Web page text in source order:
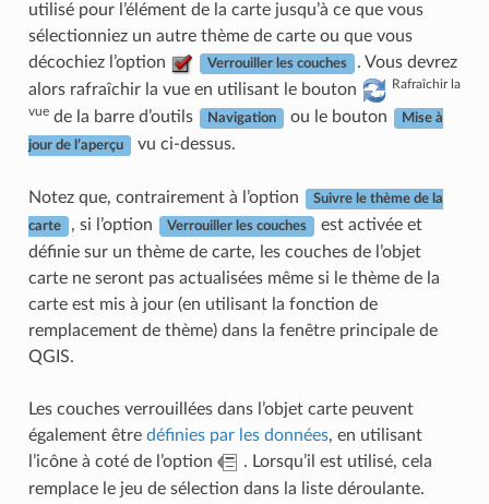
utilisé pour l’élément de la carte jusqu’à ce que vous
sélectionniez un autre thème de carte ou que vous
décochiez l’option
Verrouiller les couches
. Vous devrez
alors rafraîchir la vue en utilisant le bouton
Rafraîchir la
vuede la barre d’outils Navigation ou le bouton Mise à
jour de l’aperçu vu ci-dessus.
Notez que, contrairement à l’option Suivre le thème de la
carte , si l’option Verrouiller les couches
est activée et
définie sur un thème de carte, les couches de l’objet
carte ne seront pas actualisées même si le thème de la
carte est mis à jour (en utilisant la fonction de
remplacement de thème) dans la fenêtre principale de
QGIS.
Les couches verrouillées dans l’objet carte peuvent
également être définies par les données, en utilisant
l’icône à coté de l’option
. Lorsqu’il est utilisé, cela
remplace le jeu de sélection dans la liste déroulante.